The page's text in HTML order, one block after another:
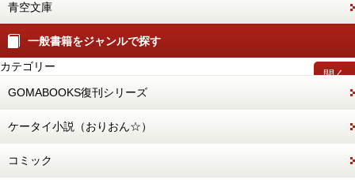
青空文庫
一般書籍をジャンルで探す
開く
カテゴリー
GOMABOOKS復刊シリーズ
ケータイ小説（おりおん☆）
コミック